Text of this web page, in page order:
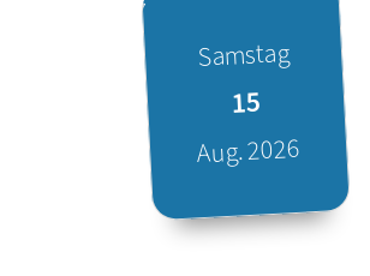
Samstag
15
Aug. 2026
Datum: 15. August